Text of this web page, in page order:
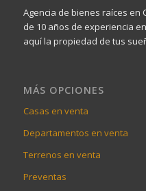
Agencia de bienes raíces en
de 10 años de experiencia
aquí la propiedad de tus
MÁS OPCIONES
Casas en venta
Departamentos en venta
Terrenos en venta
Preventas